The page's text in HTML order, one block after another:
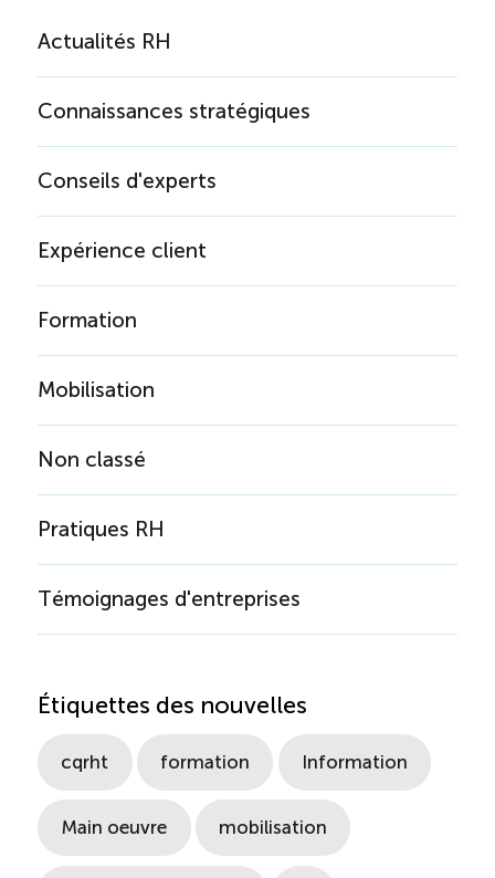
Actualités RH
Connaissances stratégiques
Conseils d'experts
Expérience client
Formation
Mobilisation
Non classé
Pratiques RH
Témoignages d'entreprises
Étiquettes des nouvelles
cqrht formation Information
Main oeuvre mobilisation